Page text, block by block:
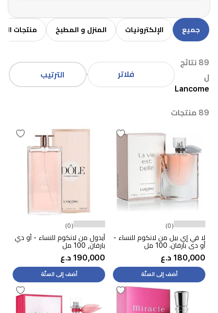
جميع الإلكترونيات المنزل و المطبخ منتجات
89 نتائج
ل
Lancome
فلاتر الترتيب
89 منتجات
(0)
لا في إي بيل من لانكوم للنساء -
أو دي بارفان، 100 مل
180,000 د.ع
أضف إلى السلّة
(0)
أيدول من لانكوم للنساء - أو دي
بارفان, 100 مل
190,000 د.ع
أضف إلى السلّة